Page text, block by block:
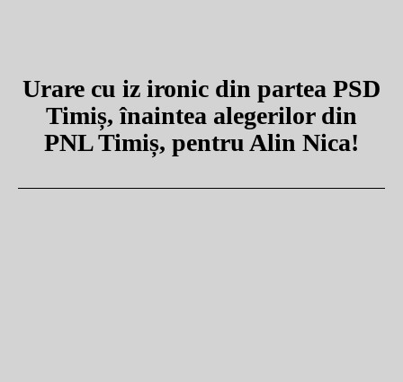
Urare cu iz ironic din partea PSD
Timiș, înaintea alegerilor din
PNL Timiș, pentru Alin Nica!